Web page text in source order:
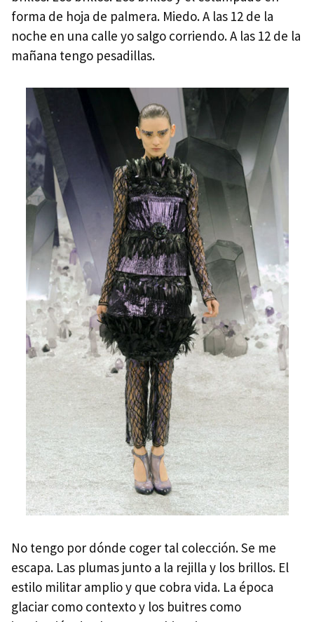
forma de hoja de palmera. Miedo. A las 12 de la
noche en una calle yo salgo corriendo. A las 12 de la
mañana tengo pesadillas.
No tengo por dónde coger tal colección. Se me
escapa. Las plumas junto a la rejilla y los brillos. El
estilo militar amplio y que cobra vida. La época
glaciar como contexto y los buitres como